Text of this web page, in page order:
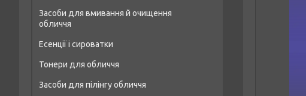
Парфумерія унісекс преміум класу
Макіяж брів
Шампуні для волосся
голови
Маски для волосся
Засоби для вмивання й очищення
обличчя
Есенції і сироватки
Тонери для обличчя
Засоби для пілінгу обличчя